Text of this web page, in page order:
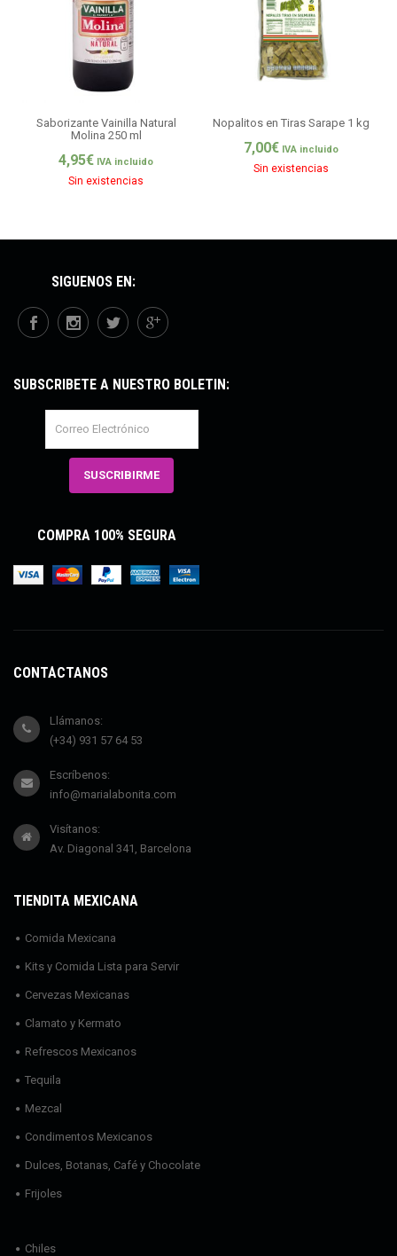
Saborizante Vainilla Natural
Molina 250 ml
4,95€ IVA incluido
Sin existencias
Nopalitos en Tiras Sarape 1 kg
7,00€ IVA incluido
Sin existencias
SÍGUENOS EN:
SUBSCRÍBETE A NUESTRO BOLETÍN:
COMPRA 100% SEGURA
CONTÁCTANOS
Llámanos:
(+34) 931 57 64 53
Escríbenos:
info@marialabonita.com
Visítanos:
Av. Diagonal 341, Barcelona
TIENDITA MEXICANA
Comida Mexicana
Kits y Comida Lista para Servir
Cervezas Mexicanas
Clamato y Kermato
Refrescos Mexicanos
Tequila
Mezcal
Condimentos Mexicanos
Dulces, Botanas, Café y Chocolate
Frijoles
Chiles